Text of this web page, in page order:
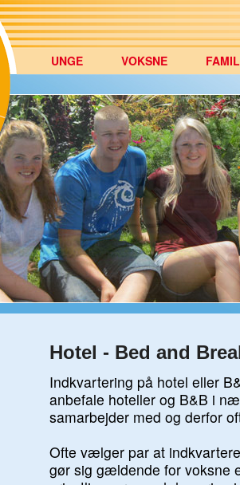
UNGE VOKSNE
Hotel - Bed and
Indkvartering på hotel eller
anbefale hoteller og B&B i
samarbejder med og derfor
Ofte vælger par at
gør sig gældende for voksne